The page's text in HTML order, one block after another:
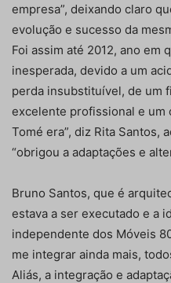
empresa”, deixando claro
evolução e sucesso da
Foi assim até 2012, ano em
inesperada, devido a um
perda insubstituível, de um
excelente profissional e um
Tomé era”, diz Rita Santos,
“obrigou a adaptações e
Bruno Santos, que é
estava a ser executado e a
independente dos Móveis
me integrar ainda mais,
Aliás, a integração e